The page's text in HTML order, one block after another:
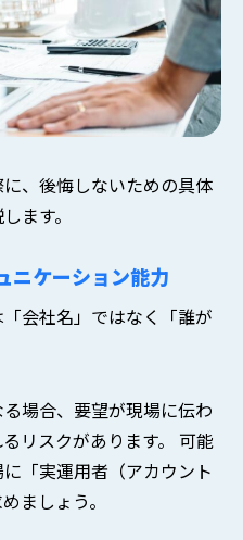
、後悔しないための具体
ます。
ニケーション能力
会社名」ではなく「誰が
場合、要望が現場に伝わ
リスクがあります。 可能
「実運用者（アカウント
ましょう。